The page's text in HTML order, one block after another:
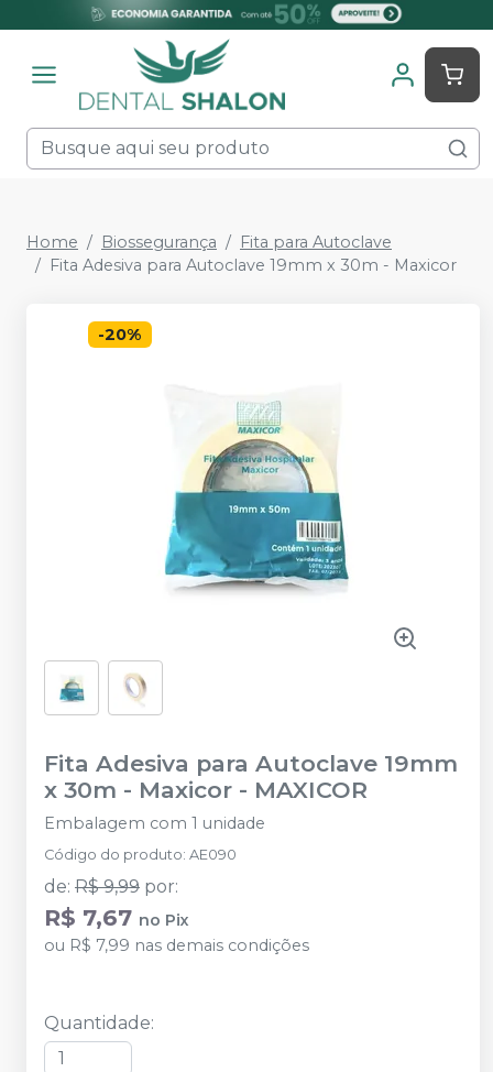
Home Biossegurança
Fita para Autoclave
Fita Adesiva para Autoclave 19mm x 30m - Maxicor
-20%
Fita Adesiva para Autoclave 19mm
x 30m - Maxicor - MAXICOR
Embalagem com 1 unidade
Código do produto: AE090
de: R$ 9,99 por:
R$ 7,67 no Pix
ou R$ 7,99 nas demais condições
Quantidade: